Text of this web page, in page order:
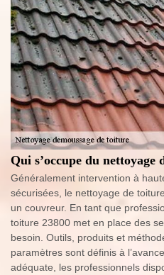
Qui s’occupe du nettoyage
Généralement intervention à
sécurisées, le nettoyage de
un couvreur. En tant que
toiture 23800 met en place des
besoin. Outils, produits et
paramètres sont définis à
adéquate, les professionnels